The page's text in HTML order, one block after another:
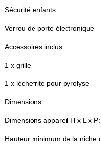
Sécurité enfants
Verrou de porte électronique
Accessoires inclus
1 x grille
1 x lèchefrite pour pyrolyse
Dimensions
Dimensions appareil H x L x
Hauteur minimum de la niche